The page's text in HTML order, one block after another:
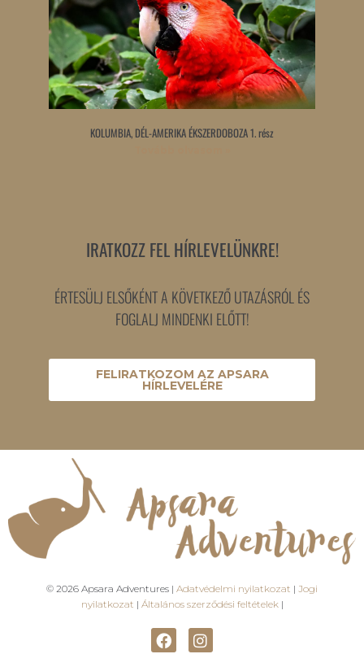
KOLUMBIA, DÉL-AMERIKA ÉKSZERDOBOZA 1. rész
IRATKOZZ FEL HÍRLEVELÜNKRE!
ÉRTESÜLJ ELSŐKÉNT A KÖVETKEZŐ UTAZÁSRÓL ÉS
FOGLALJ MINDENKI ELŐTT!
FELIRATKOZOM AZ APSARA
HÍRLEVELÉRE
© 2026 Apsara Adventures | Adatvédelmi nyilatkozat | Jogi
nyilatkozat | Általános szerződési feltételek |